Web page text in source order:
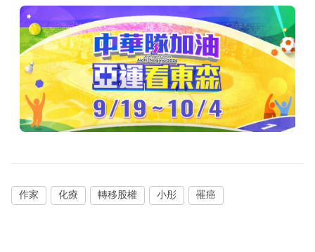
作家 化療 轉移股權 小彤 罹癌